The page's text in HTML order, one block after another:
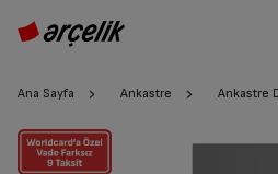
Ana Sayfa Ankastre Ankastre